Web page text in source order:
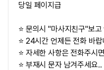
당일 페이지급
⭐ 문의시 "마사지친구"보
⭐ 24시간 언제든 전화 바랍
⭐ 자세한 사항은 전화주시
⭐ 부재시 문자 남겨주세요..